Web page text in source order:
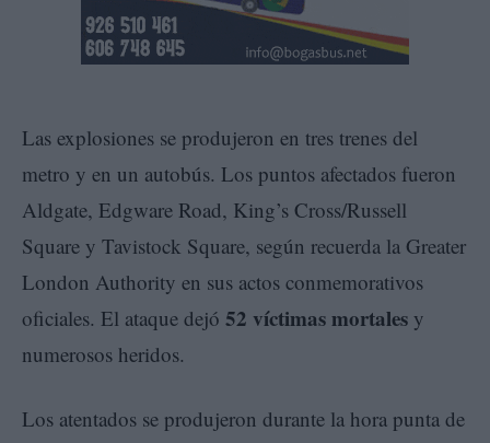
Las explosiones se produjeron en tres trenes del
metro y en un autobús. Los puntos afectados fueron
Aldgate, Edgware Road, King’s Cross/Russell
Square y Tavistock Square, según recuerda la Greater
London Authority en sus actos conmemorativos
oficiales. El ataque dejó 52 víctimas mortales y
numerosos heridos.
Los atentados se produjeron durante la hora punta de